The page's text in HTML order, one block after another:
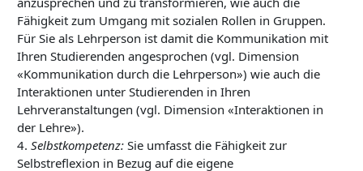
Fähigkeit zum Umgang mit sozialen Rollen in Gruppen.
Für Sie als Lehrperson ist damit die Kommunikation mit
Ihren Studierenden angesprochen (vgl. Dimension
«Kommunikation durch die Lehrperson») wie auch die
Interaktionen unter Studierenden in Ihren
Lehrveranstaltungen (vgl. Dimension «Interaktionen in
der Lehre»).
4. Selbstkompetenz:Sie umfasst die Fähigkeit zur
Selbstreflexion in Bezug auf die eigene